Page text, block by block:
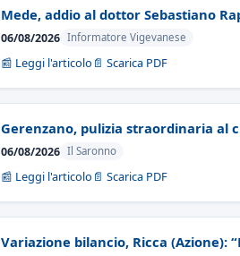
Mede, addio al dottor Sebastiano
06/08/2026 Informatore Vigevanese
📰 Leggi l'articolo 📄 Scarica PDF
Gerenzano, pulizia straordinaria al
06/08/2026 Il Saronno
📰 Leggi l'articolo 📄 Scarica PDF
Variazione bilancio, Ricca